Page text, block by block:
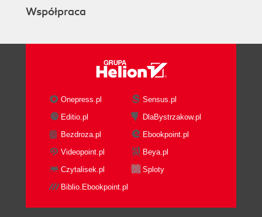
Współpraca
Onepress.pl
Sensus.pl
Editio.pl
DlaBystrzakow.pl
Bezdroza.pl
Ebookpoint.pl
Videopoint.pl
Beya.pl
Czytalisek.pl
Sploty
Biblio.Ebookpoint.pl